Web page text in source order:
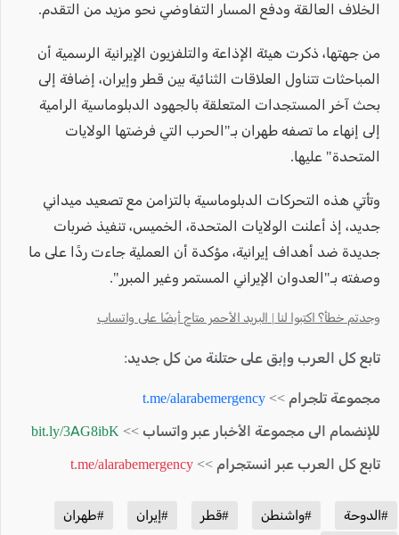
الخلاف العالقة ودفع المسار التفاوضي نحو مزيد من التقدم.
من جهتها، ذكرت هيئة الإذاعة والتلفزيون الإيرانية الرسمية أن
المباحثات تتناول العلاقات الثنائية بين قطر وإيران، إضافة إلى
بحث آخر المستجدات المتعلقة بالجهود الدبلوماسية الرامية
إلى إنهاء ما تصفه طهران بـ"الحرب التي فرضتها الولايات
المتحدة" عليها.
وتأتي هذه التحركات الدبلوماسية بالتزامن مع تصعيد ميداني
جديد، إذ أعلنت الولايات المتحدة، الخميس، تنفيذ ضربات
جديدة ضد أهداف إيرانية، مؤكدة أن العملية جاءت ردًا على ما
وصفته بـ"العدوان الإيراني المستمر وغير المبرر".
وجدتم خطأ؟ اكتبوا لنا | البريد الأحمر متاح أيضًا على واتساب
تابع كل العرب وإبق على حتلنة من كل جديد:
مجموعة تلجرام >> t.me/alarabemergency
للإنضمام الى مجموعة الأخبار عبر واتساب >> bit.ly/3AG8ibK
تابع كل العرب عبر انستجرام >> t.me/alarabemergency
#الدوحة #واشنطن #قطر #إيران
#طهران